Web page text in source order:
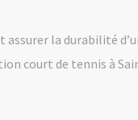
assurer la durabilité
court de tennis à